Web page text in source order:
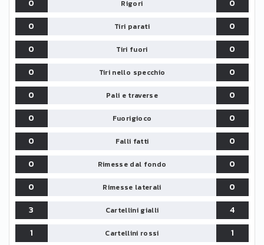
0 Rigori
0
0
Tiri parati
0
0
Tiri fuori
0
0
Tiri nello specchio
0
0
Pali e traverse
0
0
Fuorigioco
0
0
Falli fatti
0
0
Rimesse dal fondo
0
0
Rimesse laterali
0
3
Cartellini gialli
4
1
Cartellini rossi
1